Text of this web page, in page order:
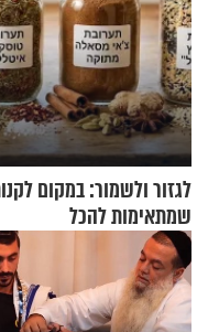
שמתאימות להכל